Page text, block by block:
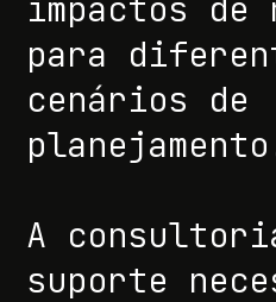
para
cenários de
A
suporte